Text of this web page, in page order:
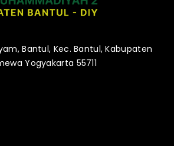
Bantul, Kec. Bantul, Kabupaten
Yogyakarta 55711